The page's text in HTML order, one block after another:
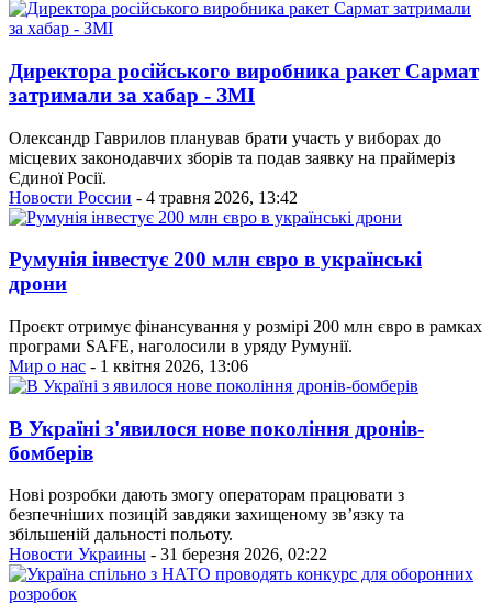
Директора російського виробника ракет Сармат
затримали за хабар - ЗМІ
Олександр Гаврилов планував брати участь у виборах до
місцевих законодавчих зборів та подав заявку на праймеріз
Єдиної Росії.
Новости России - 4 травня 2026, 13:42
Румунія інвестує 200 млн євро в українські
дрони
Проєкт отримує фінансування у розмірі 200 млн євро в рамках
програми SAFE, наголосили в уряду Румунії.
Мир о нас - 1 квітня 2026, 13:06
В Україні з'явилося нове покоління дронів-
бомберів
Нові розробки дають змогу операторам працювати з
безпечніших позицій завдяки захищеному зв’язку та
збільшеній дальності польоту.
Новости Украины - 31 березня 2026, 02:22